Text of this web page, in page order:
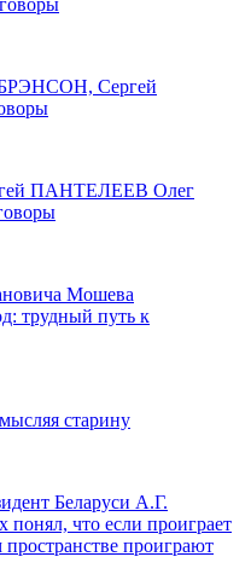
БРЭНСОН, Сергей
ПАНТЕЛЕЕВ Олег
Мошева
трудный путь к
старину
Беларуси А.Г.
что если проиграет
пространстве проиграют